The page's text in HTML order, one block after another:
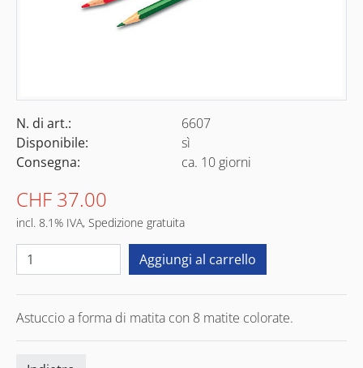
N. di art.:
6607
Disponibile:
sì
Consegna:
ca. 10 giorni
CHF 37.00
incl. 8.1% IVA, Spedizione gratuita
Astuccio a forma di matita con 8 matite colorate.